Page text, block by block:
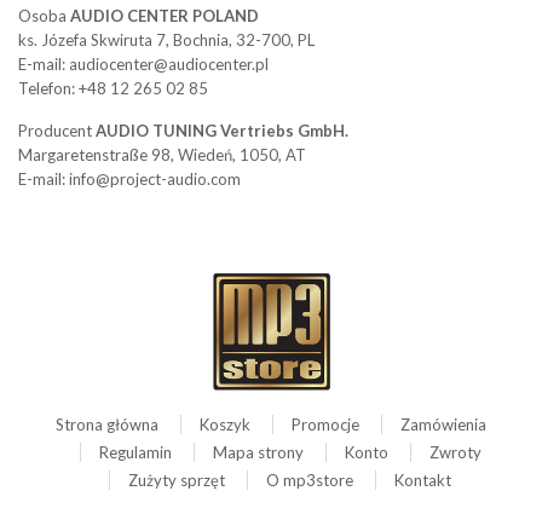
Osoba AUDIO CENTER POLAND
ks. Józefa Skwiruta 7, Bochnia, 32-700, PL
E-mail: audiocenter@audiocenter.pl
Telefon: +48 12 265 02 85
ProducentAUDIO TUNING Vertriebs GmbH.
Margaretenstraße 98, Wiedeń, 1050, AT
E-mail: info@project-audio.com
Strona główna Koszyk Promocje
Zamówienia
Regulamin
Mapa strony Konto
Zwroty
Zużyty sprzęt
O mp3store Kontakt